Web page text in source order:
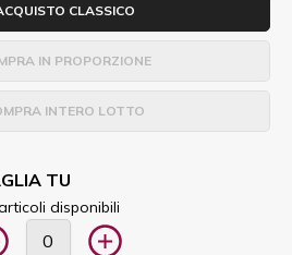
CLASSICO
IN PROPORZIONE
INTERO LOTTO
TU
disponibili